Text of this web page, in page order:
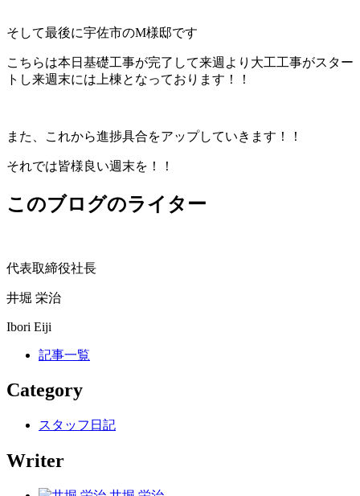
そして最後に宇佐市のM様邸です
こちらは本日基礎工事が完了して来週より大工工事がスター
トし来週末には上棟となっております！！
また、これから進捗具合をアップしていきます！！
それでは皆様良い週末を！！
このブログのライター
代表取締役社長
井堀 栄治
Ibori Eiji
記事一覧
Category
スタッフ日記
Writer